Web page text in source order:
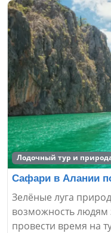
Лодочный тур и
Сафари в Алании
Зелёные луга
возможность людям
провести время на